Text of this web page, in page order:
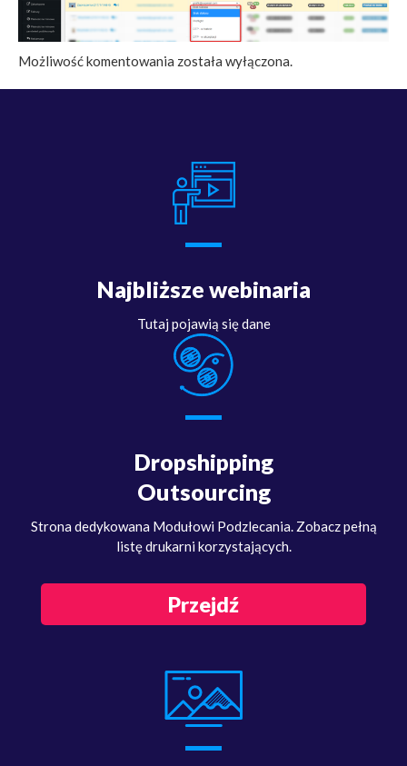
Możliwość komentowania została wyłączona.
Najbliższe webinaria
Tutaj pojawią się dane
Dropshipping
Outsourcing
Strona dedykowana Modułowi Podzlecania. Zobacz pełną
listę drukarni korzystających.
Przejdź